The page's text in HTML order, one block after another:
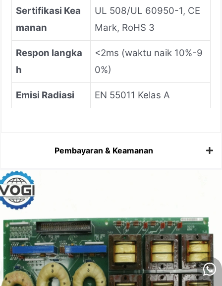
Sertifikasi Kea
manan
UL 508/UL 60950-1, CE
Mark, RoHS 3
Respon langka
h
<2ms (waktu naik 10%-9
0%)
Emisi Radiasi EN 55011 Kelas A
Pembayaran & Keamanan